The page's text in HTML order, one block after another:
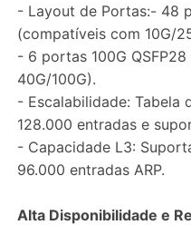
- Layout de Portas:- 48
(compatíveis com 10G/
- 6 portas 100G
40G/100G).
- Escalabilidade: Tabela
128.000 entradas e
- Capacidade L3:
96.000 entradas ARP.
Alta Disponibilidade e